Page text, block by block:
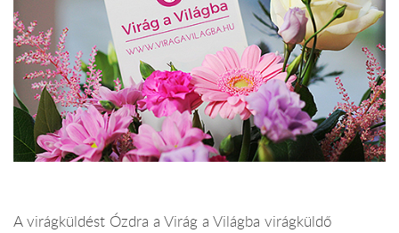
A virágküldést Ózdra a Virág a Világba virágküldő